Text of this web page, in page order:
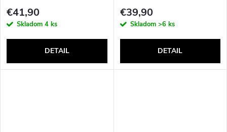
€41,90
Skladom 4 ks
DETAIL
€39,90
Skladom >6 ks
DETAIL